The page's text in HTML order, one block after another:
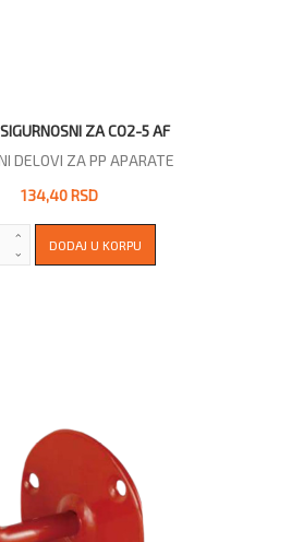
ZA CO2-5 AF
DELOVI ZA PP APARATE
134,40 RSD